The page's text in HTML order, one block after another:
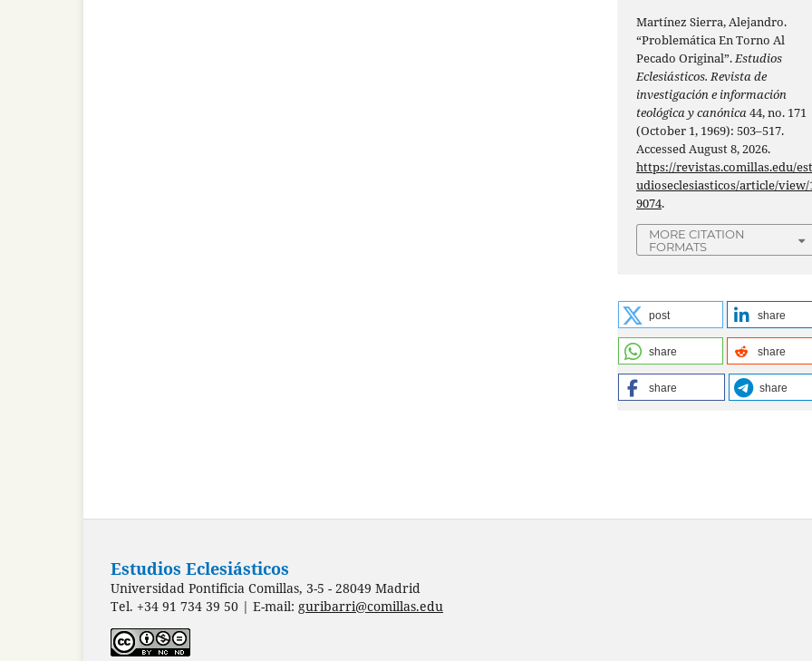
Martínez Sierra, Alejandro.
“Problemática En Torno Al
Pecado Original”.Estudios
Eclesiásticos. Revista de
investigación e información
teológica y canónica44, no. 171
(October 1, 1969): 503–517.
Accessed August 8, 2026.
https://revistas.comillas.edu/
udioseclesiasticos/article/view/
9074.
MORE CITATION
FORMATS
post share
share share
share share
Estudios Eclesiásticos
Universidad Pontificia Comillas, 3-5 - 28049 Madrid
Tel. +34 91 734 39 50 | E-mail: guribarri@comillas.edu